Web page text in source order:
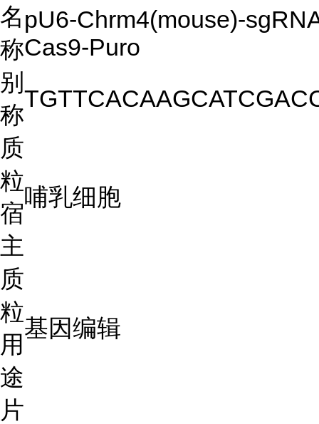
名
称
pU6-Chrm4(mouse)-
Cas9-Puro
别
称
质
粒
宿
主
哺乳细胞
质
粒
用
途
基因编辑
片